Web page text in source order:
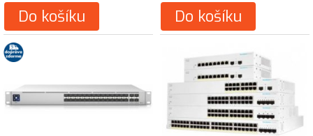
Do košíku Do košíku